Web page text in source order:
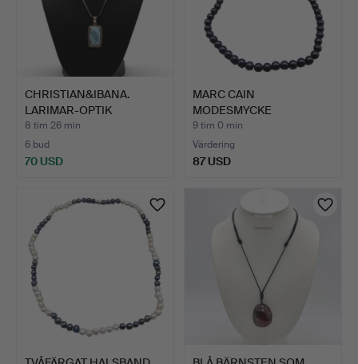
CHRISTIAN&IBANA.
LARIMAR-OPTIK
FÄRGSTEN I …
8 tim 26 min
6 bud
70 USD
MARC CAIN
MODESMYCKE
HALSBAND.
9 tim 0 min
Värdering
87 USD